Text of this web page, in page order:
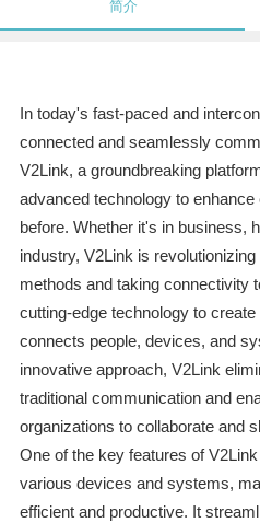
简介
In today's fast-paced and
connected and seamlessly
V2Link, a groundbreaking
advanced technology to
before. Whether it's in business,
industry, V2Link is
methods and taking connectivity
cutting-edge technology to
connects people, devices, and
innovative approach, V2Link
traditional communication and
organizations to collaborate and
One of the key features of
various devices and systems,
efficient and productive. It